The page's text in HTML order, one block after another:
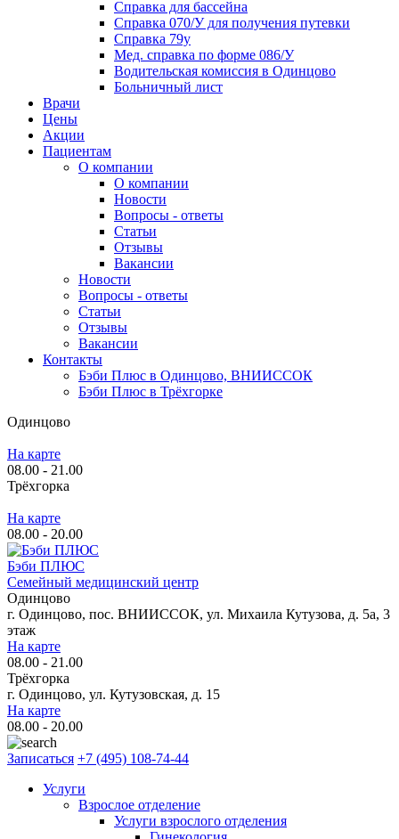
Справка для бассейна
Справка 070/У для получения путевки
Справка 79у
Мед. справка по форме 086/У
Водительская комиссия в Одинцово
Больничный лист
Врачи
Цены
Акции
Пациентам
О компании
О компании
Новости
Вопросы - ответы
Статьи
Отзывы
Вакансии
Новости
Вопросы - ответы
Статьи
Отзывы
Вакансии
Контакты
Бэби Плюс в Одинцово, ВНИИССОК
Бэби Плюс в Трёхгорке
Одинцово
На карте
08.00 - 21.00
Трёхгорка
На карте
08.00 - 20.00
Бэби ПЛЮС
Семейный медицинский центр
Одинцово
г. Одинцово, пос. ВНИИССОК, ул. Михаила Кутузова, д. 5а, 3
этаж
На карте
08.00 - 21.00
Трёхгорка
г. Одинцово, ул. Кутузовская, д. 15
На карте
08.00 - 20.00
Записаться +7 (495) 108-74-44
Услуги
Взрослое отделение
Услуги взрослого отделения